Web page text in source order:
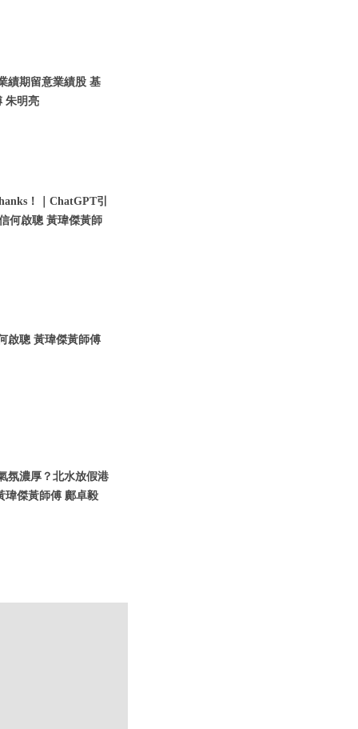
績期留意業績股 基
朱明亮
！｜ChatGPT引
何啟聰 黃瑋傑黃師
啟聰 黃瑋傑黃師傅
氛濃厚？北水放假港
瑋傑黃師傅 鄺卓毅